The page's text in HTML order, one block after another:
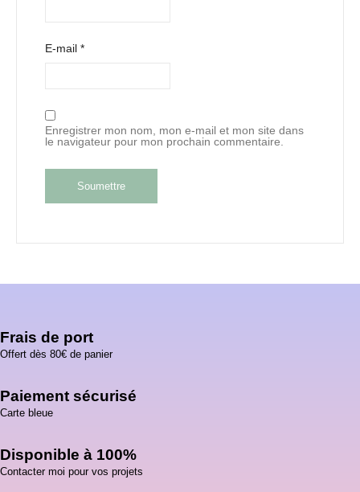
E-mail *
Enregistrer mon nom, mon e-mail et mon site dans
le navigateur pour mon prochain commentaire.
Frais de port
Offert dès 80€ de panier
Paiement sécurisé
Carte bleue
Disponible à 100%
Contacter moi pour vos projets